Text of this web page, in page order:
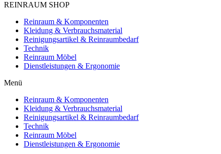
REINRAUM SHOP
Reinraum & Komponenten
Kleidung & Verbrauchsmaterial
Reinigungsartikel & Reinraumbedarf
Technik
Reinraum Möbel
Dienstleistungen & Ergonomie
Menü
Reinraum & Komponenten
Kleidung & Verbrauchsmaterial
Reinigungsartikel & Reinraumbedarf
Technik
Reinraum Möbel
Dienstleistungen & Ergonomie